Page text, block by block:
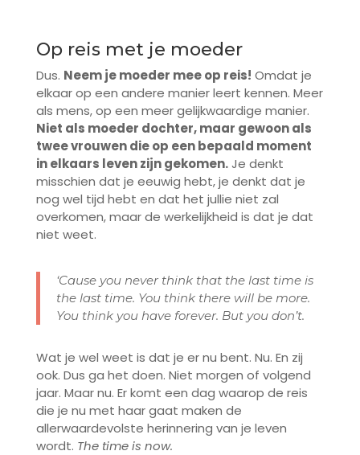
Op reis met je moeder
Dus. Neem je moeder mee op reis! Omdat je
elkaar op een andere manier leert kennen. Meer
als mens, op een meer gelijkwaardige manier.
Niet als moeder dochter, maar gewoon als
twee vrouwen die op een bepaald moment
in elkaars leven zijn gekomen.Je denkt
misschien dat je eeuwig hebt, je denkt dat je
nog wel tijd hebt en dat het jullie niet zal
overkomen, maar de werkelijkheid is dat je dat
niet weet.
‘Cause you never think that the last time is
the last time. You think there will be more.
You think you have forever. But you don’t.
Wat je wel weet is dat je er nu bent. Nu. En zij
ook. Dus ga het doen. Niet morgen of volgend
jaar. Maar nu. Er komt een dag waarop de reis
die je nu met haar gaat maken de
allerwaardevolste herinnering van je leven
wordt. The time is now.